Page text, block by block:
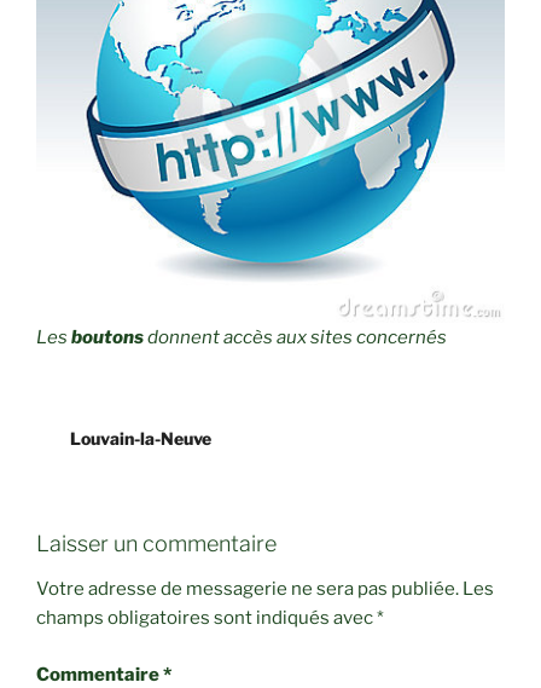
Les boutonsdonnent accès aux sites concernés
Louvain-la-Neuve
Laisser un commentaire
Votre adresse de messagerie ne sera pas publiée. Les
champs obligatoires sont indiqués avec*
Commentaire*